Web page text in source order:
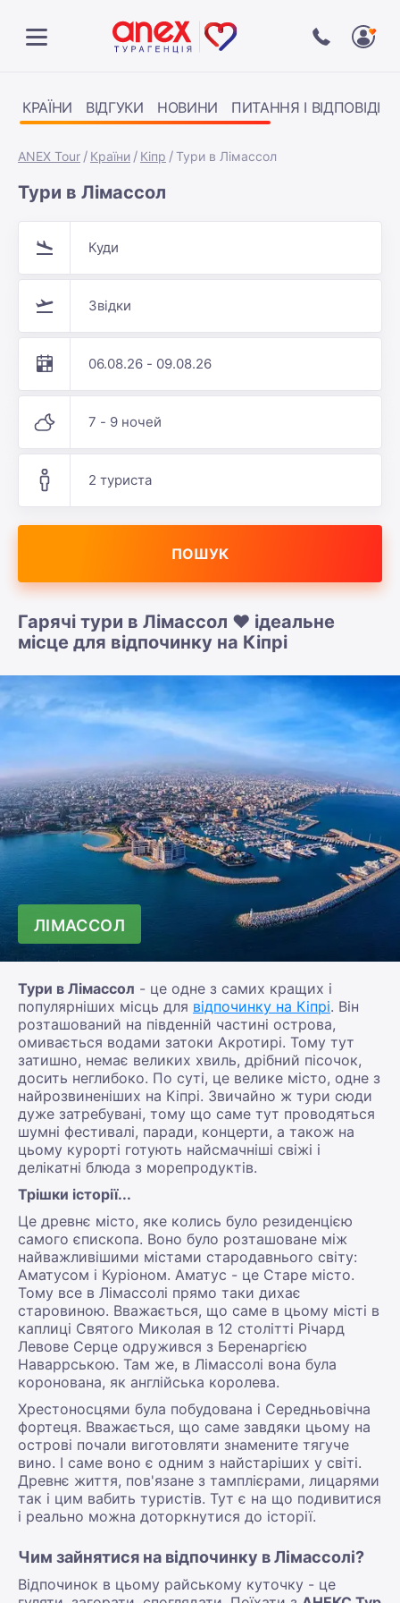
КРАЇНИ ВІДГУКИ НОВИНИ ПИТАННЯ І ВІДПОВІДІ
ANEX Tour Країни Кіпр Тури в Лімассол
Тури в Лімассол
Куди
Звідки
06.08.26 - 09.08.26
7 - 9 ночей
2 туриста
ПОШУК
Гарячі тури в Лімассол ❤️ ідеальне
місце для відпочинку на Кіпрі
ЛІМАССОЛ
Тури в Лімассол - це одне з самих кращих і
популярніших місць для відпочинку на Кіпрі. Він
розташований на південній частині острова,
омивається водами затоки Акротирі. Тому тут
затишно, немає великих хвиль, дрібний пісочок,
досить неглибоко. По суті, це велике місто, одне з
найрозвиненіших на Кіпрі. Звичайно ж тури сюди
дуже затребувані, тому що саме тут проводяться
шумні фестивалі, паради, концерти, а також на
цьому курорті готують найсмачніші свіжі і
делікатні блюда з морепродуктів.
Трішки історії...
Це древнє місто, яке колись було резиденцією
самого єпископа. Воно було розташоване між
найважливішими містами стародавнього світу:
Аматусом і Куріоном. Аматус - це Старе місто.
Тому все в Лімассолі прямо таки дихає
старовиною. Вважається, що саме в цьому місті в
каплиці Святого Миколая в 12 столітті Річард
Левове Серце одружився з Беренаргією
Наваррською. Там же, в Лімассолі вона була
коронована, як англійська королева.
Хрестоносцями була побудована і Середньовічна
фортеця. Вважається, що саме завдяки цьому на
острові почали виготовляти знамените тягуче
вино. І саме воно є одним з найстаріших у світі.
Древнє життя, пов'язане з тамплієрами, лицарями
так і цим вабить туристів. Тут є на що подивитися
і реально можна доторкнутися до історії.
Чим зайнятися на відпочинку в Лімассолі?
Відпочинок в цьому райському куточку - це